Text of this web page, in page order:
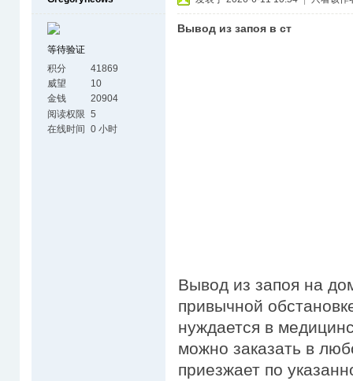
等待验证
积分
41869
威望
10
金钱
20904
阅读权限 5
在线时间 0 小时
Вывод из запоя в ст
Вывод из запоя на
привычной
нуждается в
можно заказать в
приезжает по